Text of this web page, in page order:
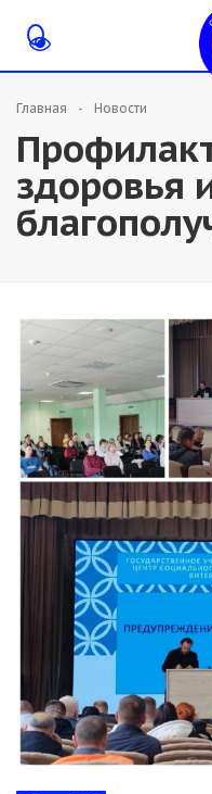
Главная Новости
здоровья